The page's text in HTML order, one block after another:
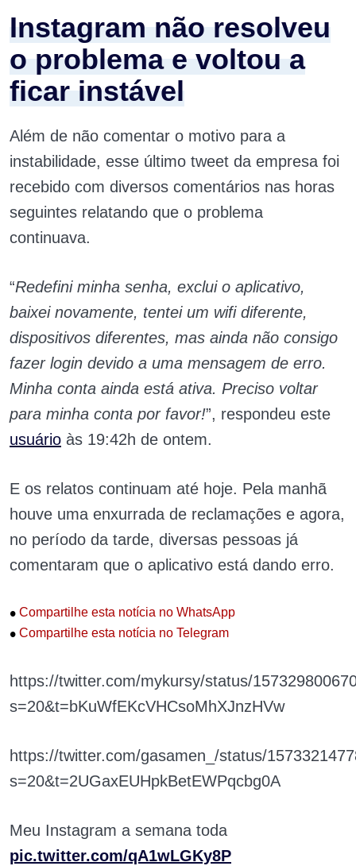
Instagram não resolveu
o problema e voltou a
ficar instável
Além de não comentar o motivo para a
instabilidade, esse último tweet da empresa foi
recebido com diversos comentários nas horas
seguintes relatando que o problema
continuava.
“Redefini minha senha, exclui o aplicativo,
baixei novamente, tentei um wifi diferente,
dispositivos diferentes, mas ainda não consigo
fazer login devido a uma mensagem de erro.
Minha conta ainda está ativa. Preciso voltar
para minha conta por favor!”, respondeu este
usuário às 19:42h de ontem.
E os relatos continuam até hoje. Pela manhã
houve uma enxurrada de reclamações e agora,
no período da tarde, diversas pessoas já
comentaram que o aplicativo está dando erro.
• Compartilhe esta notícia no WhatsApp
• Compartilhe esta notícia no Telegram
https://twitter.com/mykursy/status/
s=20&t=bKuWfEKcVHCsoMhXJnzHVw
https://twitter.com/gasamen_/status/
s=20&t=2UGaxEUHpkBetEWPqcbg0A
Meu Instagram a semana toda
pic.twitter.com/qA1wLGKy8P